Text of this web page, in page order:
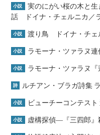
小説
実のにがい桜の木と
話 ドイナ・チェルニカ／
小説 渡り鳥 ドイナ・チェ
小説 ラモーナ・ツァラヌ
小説 ラモーナ・ツァラヌ『
詩 ルチアン・ブラガ詩集
小説 ビューチーコンテスト
小説 虚構探偵―『三四郎